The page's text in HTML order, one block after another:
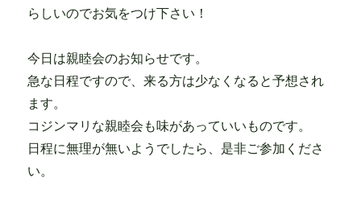
らしいのでお気をつけ下さい！
今日は親睦会のお知らせです。
急な日程ですので、来る方は少なくなると予想され
ます。
コジンマリな親睦会も味があっていいものです。
日程に無理が無いようでしたら、是非ご参加くださ
い。